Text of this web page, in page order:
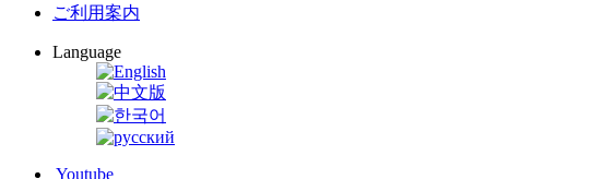
ご利用案内
Language
Youtube